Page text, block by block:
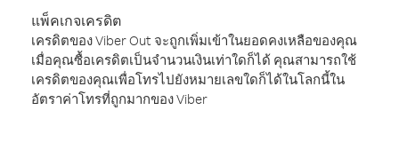
แพ็คเกจเครดิต
เครดิตของ Viber Out จะถูกเพิ่มเข้าในยอดคงเหลือของคุณ
เมื่อคุณซื้อเครดิตเป็นจำนวนเงินเท่าใดก็ได้ คุณสามารถใช้
เครดิตของคุณเพื่อโทรไปยังหมายเลขใดก็ได้ในโลกนี้ใน
อัตราค่าโทรที่ถูกมากของ Viber